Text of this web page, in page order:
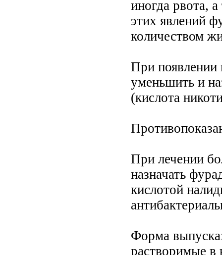
иногда рвота,
этих явлений
количеством
При появлении
уменьшить и
(кислота
При лечении
назначать
кислотой
Форма
растворимые в